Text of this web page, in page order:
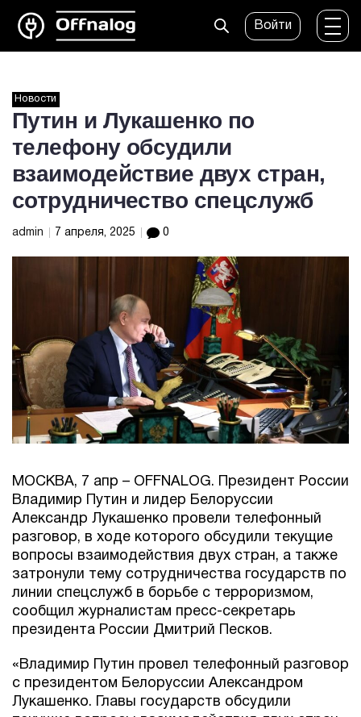
Войти
Новости
Путин и Лукашенко по
телефону обсудили
взаимодействие двух стран,
сотрудничество спецслужб
admin 7 апреля, 2025 0
МОСКВА, 7 апр – OFFNALOG. Президент России
Владимир Путин и лидер Белоруссии
Александр Лукашенко провели телефонный
разговор, в ходе которого обсудили текущие
вопросы взаимодействия двух стран, а также
затронули тему сотрудничества государств по
линии спецслужб в борьбе с терроризмом,
сообщил журналистам пресс-секретарь
президента России Дмитрий Песков.
«Владимир Путин провел телефонный разговор
с президентом Белоруссии Александром
Лукашенко. Главы государств обсудили